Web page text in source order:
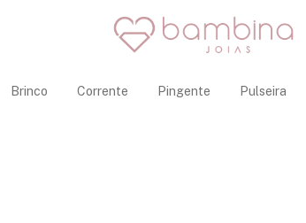
Brinco Corrente Pingente Pulseira